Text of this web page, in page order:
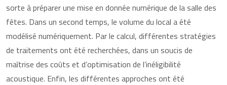
sorte à préparer une mise en donnée numérique de la salle des
fêtes. Dans un second temps, le volume du local a été
modélisé numériquement. Par le calcul, différentes stratégies
de traitements ont été recherchées, dans un soucis de
maîtrise des coûts et d’optimisation de l’inéligibilité
acoustique. Enfin, les différentes approches ont été